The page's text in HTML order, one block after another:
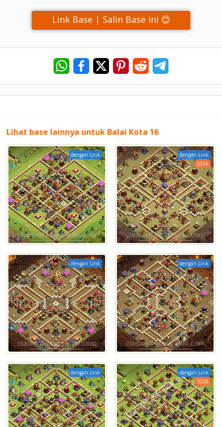
Link Base | Salin Base Ini 😊
Lihat base lainnya untuk Balai Kota 16
dengan Link
dengan Link
2026
dengan Link dengan Link
dengan Link
dengan Link
2026